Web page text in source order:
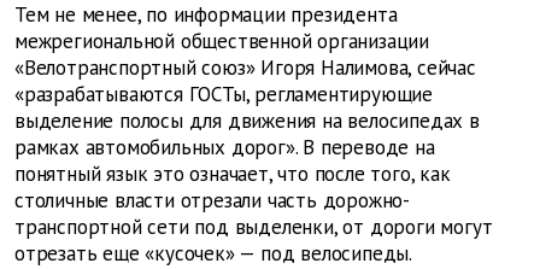
Тем не менее, по информации президента
межрегиональной общественной организации
«Велотранспортный союз» Игоря Налимова, сейчас
«разрабатываются ГОСТы, регламентирующие
выделение полосы для движения на велосипедах в
рамках автомобильных дорог». В переводе на
понятный язык это означает, что после того, как
столичные власти отрезали часть дорожно-
транспортной сети под выделенки, от дороги могут
отрезать еще «кусочек» — под велосипеды.